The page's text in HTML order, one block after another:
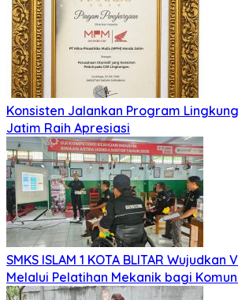
Konsisten Jalankan Program
Jatim Raih Apresiasi
SMKS ISLAM 1 KOTA BLITAR
Melalui Pelatihan Mekanik bagi